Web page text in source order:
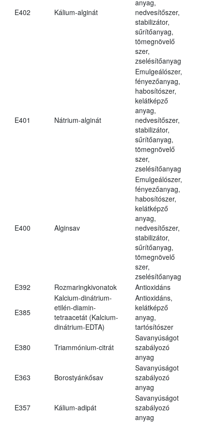
E402 Kálium-alginát
anyag,
nedvesítőszer,
stabilizátor,
sűrítőanyag,
tömegnövelő
szer,
zselésítőanyag
E401 Nátrium-alginát
Emulgeálószer,
fényezőanyag,
habosítószer,
kelátképző
anyag,
nedvesítőszer,
stabilizátor,
sűrítőanyag,
tömegnövelő
szer,
zselésítőanyag
E400 Alginsav
Emulgeálószer,
fényezőanyag,
habosítószer,
kelátképző
anyag,
nedvesítőszer,
stabilizátor,
sűrítőanyag,
tömegnövelő
szer,
zselésítőanyag
E392
Rozmaringkivonatok Antioxidáns
E385
Kalcium-dinátrium-
etilén-diamin-
tetraacetát (Kalcium-
dinátrium-EDTA)
Antioxidáns,
kelátképző
anyag,
tartósítószer
E380 Triammónium-citrát
Savanyúságot
szabályozó
anyag
E363 Borostyánkősav
Savanyúságot
szabályozó
anyag
E357 Kálium-adipát
Savanyúságot
szabályozó
anyag